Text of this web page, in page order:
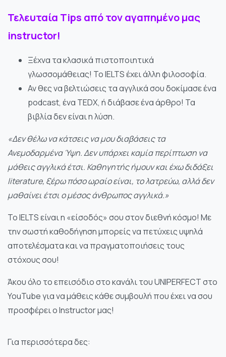
Τελευταία Tips από τον αγαπημένο μας
instructor!
Ξέχνα τα κλασικά πιστοποιητικά
γλωσσομάθειας! Το IELTS έχει άλλη φιλοσοφία.
Αν θες να βελτιώσεις τα αγγλικά σου δοκίμασε ένα
podcast, ένα TEDX, ή διάβασε ένα άρθρο! Τα
βιβλία δεν είναι η λύση.
«Δεν θέλω να κάτσεις να μου διαβάσεις τα
Ανεμοδαρμένα Ύψη. Δεν υπάρχει καμία περίπτωση να
μάθεις αγγλικά έτσι. Καθηγητής ήμουν και έχω διδάξει
literature, ξέρω πόσο ωραίο είναι, το λατρεύω, αλλά δεν
μαθαίνει έτσι ο μέσος άνθρωπος αγγλικά.»
Το IELTS είναι η «είσοδός» σου στον διεθνή κόσμο! Με
την σωστή καθοδήγηση μπορείς να πετύχεις υψηλά
αποτελέσματα και να πραγματοποιήσεις τους
στόχους σου!
Άκου όλο το επεισόδιο στο κανάλι του UNIPERFECT στο
YouTube για να μάθεις κάθε συμβουλή που έχει να σου
προσφέρει ο Instructor μας!
Για περισσότερα δες: